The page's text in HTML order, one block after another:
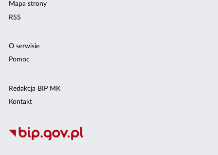
Mapa strony
RSS
O serwisie
Pomoc
Redakcja BIP MK
Kontakt